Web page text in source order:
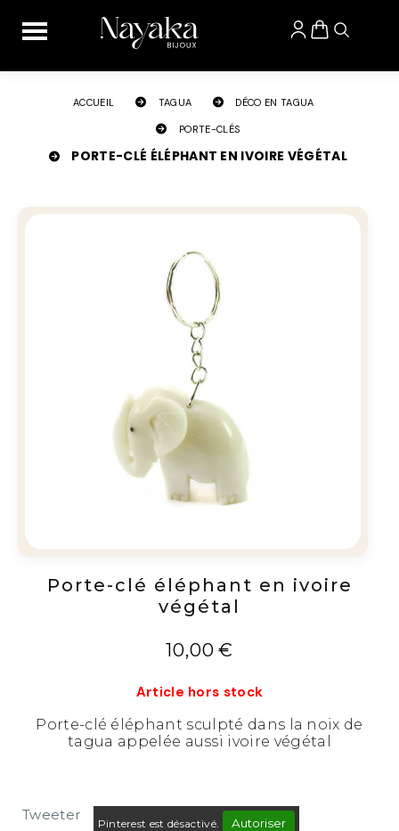
ACCUEIL TAGUA DÉCO EN TAGUA
PORTE-CLÉS
PORTE-CLÉ ÉLÉPHANT EN IVOIRE VÉGÉTAL
Porte-clé éléphant en ivoire
végétal
10,00 €
Article hors stock
Porte-clé éléphant sculpté dans la noix de
tagua appelée aussi ivoire végétal
Tweeter
Pinterest est désactivé. Autoriser